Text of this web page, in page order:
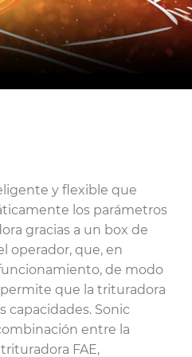
y flexible que
los parámetros
gracias a un box de
operador, que, en
de modo
que la trituradora
capacidades. Sonic
entre la
FAE,
de pistones mejora
de la
par de trituración
potencia, y
condiciones de bloqueo
al operador durante la
obtener prestaciones
está dedicada a aquellos
una trituradora con
que la calibración
las labores en el
al máximo el
la velocidad del rotor y la
el terreno. Además,